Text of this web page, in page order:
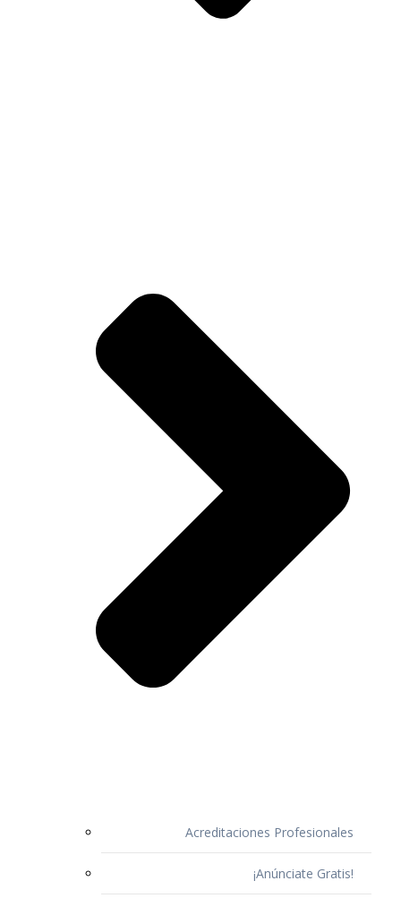
Acreditaciones Profesionales
¡Anúnciate Gratis!